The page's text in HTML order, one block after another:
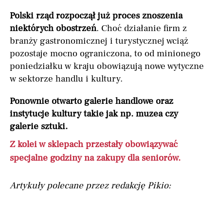
Polski rząd rozpoczął już proces znoszenia
niektórych obostrzeń. Choć działanie firm z
branży gastronomicznej i turystycznej wciąż
pozostaje mocno ograniczona, to od minionego
poniedziałku w kraju obowiązują nowe wytyczne
w sektorze handlu i kultury.
Ponownie otwarto galerie handlowe oraz
instytucje kultury takie jak np. muzea czy
galerie sztuki.
Z kolei w sklepach przestały obowiązywać
specjalne godziny na zakupy dla seniorów.
Artykuły polecane przez redakcję Pikio: